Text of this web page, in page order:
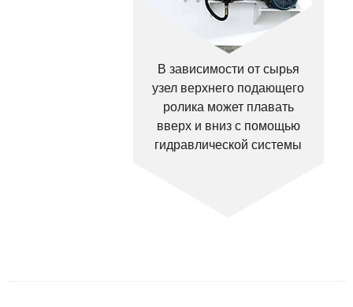
В зависимости от сырья
узел верхнего подающего
ролика может плавать
вверх и вниз с помощью
гидравлической системы